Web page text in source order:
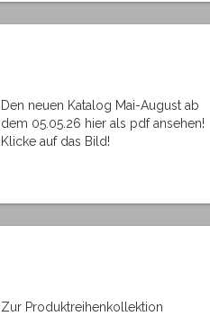
Den neuen Katalog Mai-August ab
dem 05.05.26 hier als pdf ansehen!
Klicke auf das Bild!
Zur Produktreihenkollektion